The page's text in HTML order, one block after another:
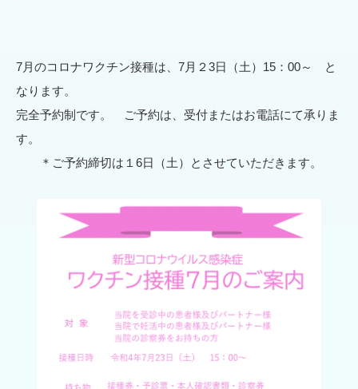
7月のコロナワクチン接種は、7月２3日（土）15：00～ と
なります。
完全予約制です。 ご予約は、受付またはお電話にて承りま
す。
＊ご予約締切は１6日（土）とさせていただきます。